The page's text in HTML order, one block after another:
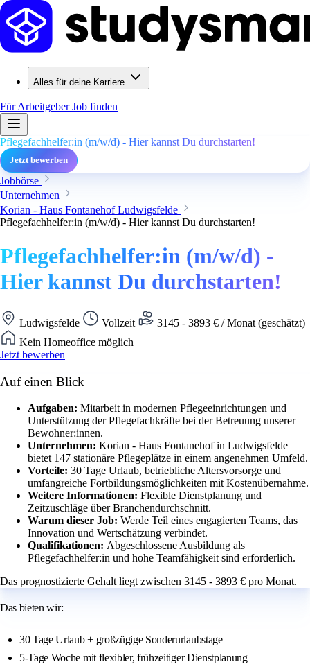
Alles für deine Karriere
Für ArbeitgeberJob finden
Pflegefachhelfer:in (m/w/d) - Hier kannst Du durchstarten!
Jetzt bewerben
Jobbörse
Unternehmen
Korian - Haus Fontanehof Ludwigsfelde
Pflegefachhelfer:in (m/w/d) - Hier kannst Du durchstarten!
Pflegefachhelfer:in (m/w/d) -
Hier kannst Du durchstarten!
Ludwigsfelde Vollzeit
3145 - 3893 € / Monat (geschätzt)
Kein Homeoffice möglich
Jetzt bewerben
Auf einen Blick
Aufgaben: Mitarbeit in modernen Pflegeeinrichtungen und
Unterstützung der Pflegefachkräfte bei der Betreuung unserer
Bewohner:innen.
Unternehmen: Korian - Haus Fontanehof in Ludwigsfelde
bietet 147 stationäre Pflegeplätze in einem angenehmen Umfeld.
Vorteile: 30 Tage Urlaub, betriebliche Altersvorsorge und
umfangreiche Fortbildungsmöglichkeiten mit Kostenübernahme.
Weitere Informationen: Flexible Dienstplanung und
Zeitzuschläge über Branchendurchschnitt.
Warum dieser Job: Werde Teil eines engagierten Teams, das
Innovation und Wertschätzung verbindet.
Qualifikationen: Abgeschlossene Ausbildung als
Pflegefachhelfer:in und hohe Teamfähigkeit sind erforderlich.
Das prognostizierte Gehalt liegt zwischen 3145 - 3893 € pro Monat.
Das bieten wir:
30 Tage Urlaub + großzügige Sonderurlaubstage
5-Tage Woche mit flexibler, frühzeitiger Dienstplanung